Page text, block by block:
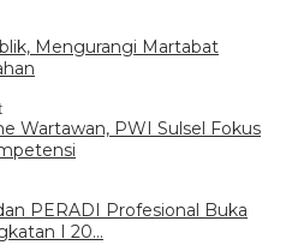
Mengurangi Martabat
Wartawan, PWI Sulsel Fokus
PERADI Profesional Buka
I 20…